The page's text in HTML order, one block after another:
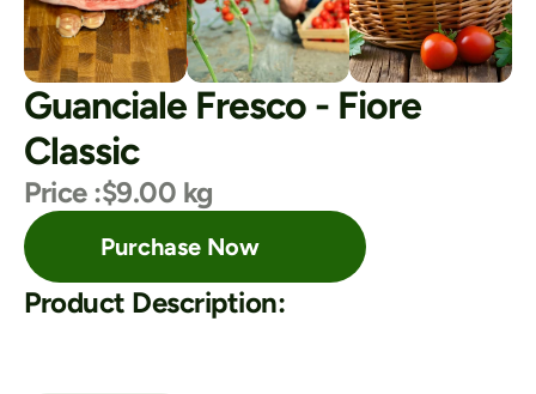
Guanciale Fresco - Fiore
Classic
Price :$9.00 kg
Purchase Now
Product Description: